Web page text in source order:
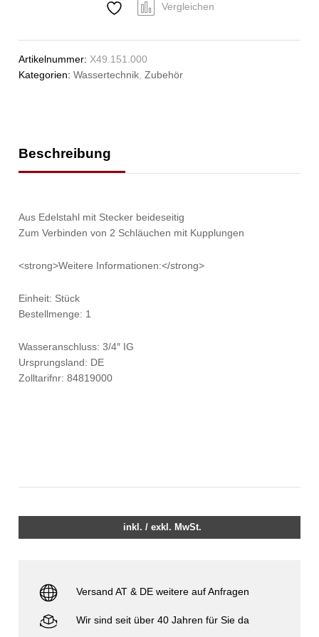
Vergleichen
Artikelnummer:X49.151.000
Kategorien:Wassertechnik,Zubehör
Beschreibung
Aus Edelstahl mit Stecker beideseitig
Zum Verbinden von 2 Schläuchen mit Kupplungen
<strong>Weitere Informationen:</strong>
Einheit: Stück
Bestellmenge: 1
Wasseranschluss: 3/4″ IG
Ursprungsland: DE
Zolltarifnr: 84819000
inkl. / exkl. MwSt.
Versand AT & DE weitere auf Anfragen
Wir sind seit über 40 Jahren für Sie da